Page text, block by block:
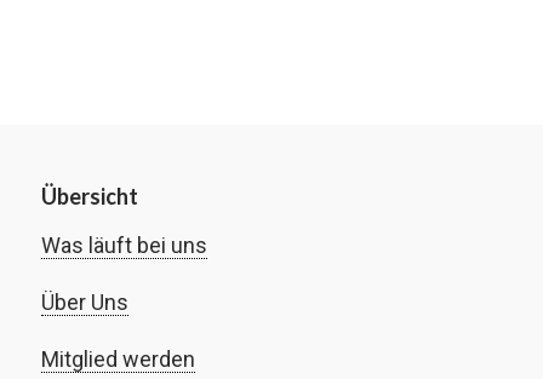
Übersicht
Was läuft bei uns
Über Uns
Mitglied werden